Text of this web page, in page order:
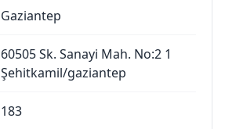
Gaziantep
60505 Sk. Sanayi Mah. No:2 1
Şehitkamil/gaziantep
183